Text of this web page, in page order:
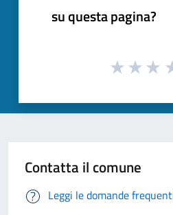
su questa pagina?
Contatta il comune
Leggi le domande